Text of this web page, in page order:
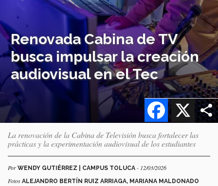
Renovada Cabina de TV
busca impulsar la creación
audiovisual en el Tec
X
Facebook
La renovación de la Cabina de Televisión busca fortalecer las
prácticas y la experimentación audiovisual de los estudiantes
Por WENDY GUTIÉRREZ | CAMPUS TOLUCA - 12/03/2026
Fotos ALEJANDRO BERTÍN RUIZ ARRIAGA, MARIANA MALDONADO